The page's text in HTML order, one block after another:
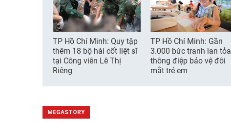
TP Hồ Chí Minh: Quy tập
thêm 18 bộ hài cốt liệt sĩ
tại Công viên Lê Thị
Riêng
TP Hồ Chí Minh: Gần
3.000 bức tranh lan tỏa
thông điệp bảo vệ đôi
mắt trẻ em
MEGASTORY